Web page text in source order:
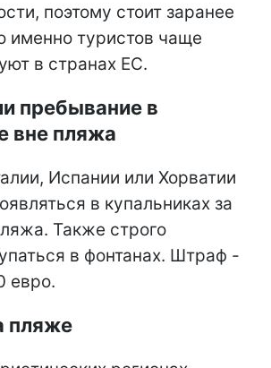
поэтому стоит заранее
именно туристов чаще
в странах ЕС.
пребывание в
вне пляжа
Испании или Хорватии
в купальниках за
Также строго
в фонтанах. Штраф -
евро.
пляже